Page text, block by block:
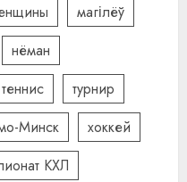
магілёў
нёман
теннис
турнир
Минск
хоккей
КХЛ